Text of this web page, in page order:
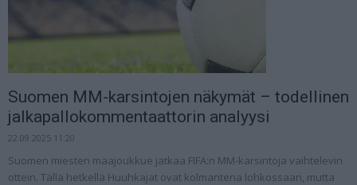
Suomen MM-karsintojen näkymät – todellinen
jalkapallokommentaattorin analyysi
22.09.2025 11:20
Suomen miesten maajoukkue jatkaa FIFA:n MM-karsintoja vaihtelevin
ottein. Tällä hetkellä Huuhkajat ovat kolmantena lohkossaan, mutta